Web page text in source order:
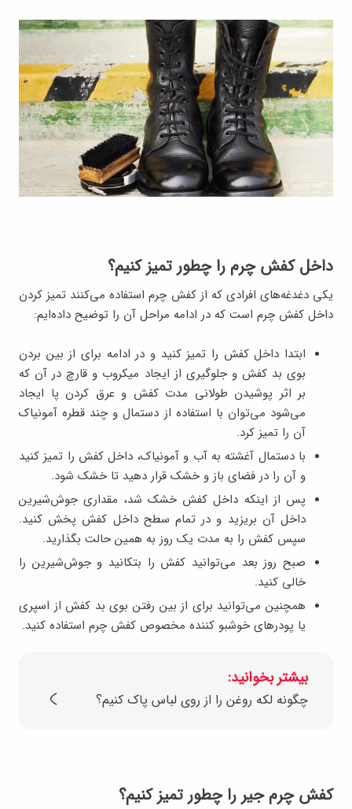
داخل کفش چرم را چطور تمیز کنیم؟
یکی دغدغه‌های افرادی که از کفش چرم استفاده می‌کنند تمیز کردن
داخل کفش چرم است که در ادامه مراحل آن را توضیح داده‌ایم:
ابتدا داخل کفش را تمیز کنید و در ادامه برای از بین بردن
بوی بد کفش و جلوگیری از ایجاد میکروب و قارچ در آن که
بر اثر پوشیدن طولانی مدت کفش و عرق کردن پا ایجاد
می‌شود می‌توان با استفاده از دستمال و چند قطره آمونیاک
آن را تمیز کرد.
با دستمال آغشته به آب و آمونیاک، داخل کفش را تمیز کنید
و آن را در فضای باز و خشک قرار دهید تا خشک شود.
پس از اینکه داخل کفش خشک شد، مقداری جوش‌شیرین
داخل آن بریزید و در تمام سطح داخل کفش پخش کنید.
سپس کفش را به مدت یک روز به همین حالت بگذارید.
صبح روز بعد می‌توانید کفش را بتکانید و جوش‌شیرین را
خالی کنید.
همچنین می‌توانید برای از بین رفتن بوی بد کفش از اسپری
یا پودرهای خوشبو کننده مخصوص کفش چرم استفاده کنید.
بیشتر بخوانید:
چگونه لکه روغن را از روی لباس پاک کنیم؟
کفش چرم جیر را چطور تمیز کنیم؟